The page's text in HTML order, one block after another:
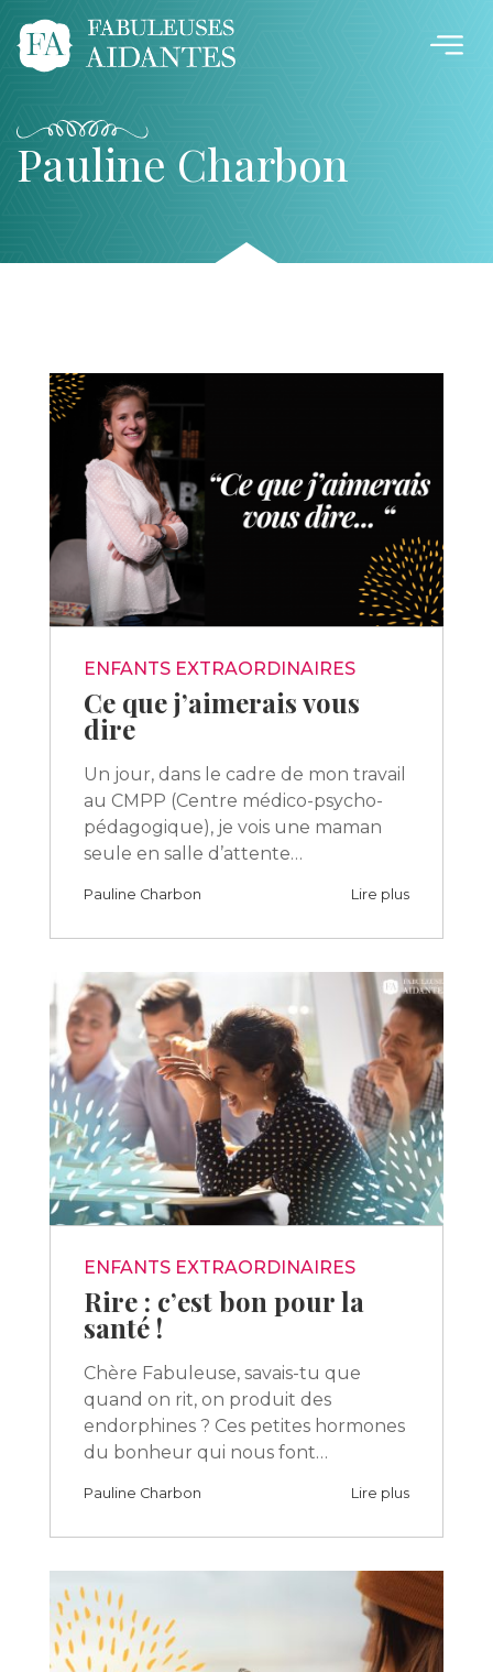
Pauline Charbon
ENFANTS EXTRAORDINAIRES
Ce que j’aimerais vous
dire
Un jour, dans le cadre de mon travail
au CMPP (Centre médico-psycho-
pédagogique), je vois une maman
seule en salle d’attente…
Pauline Charbon Lire plus
ENFANTS EXTRAORDINAIRES
Rire : c’est bon pour la
santé !
Chère Fabuleuse, savais-tu que
quand on rit, on produit des
endorphines ? Ces petites hormones
du bonheur qui nous font…
Pauline Charbon Lire plus